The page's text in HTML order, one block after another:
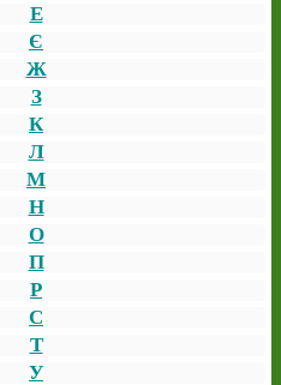
Е
Є
Ж
З
К
Л
М
Н
О
П
Р
С
Т
У